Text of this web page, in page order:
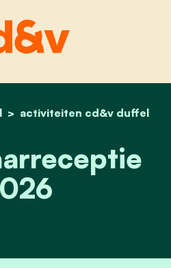
home
activiteiten cd&v duffel
nieuwjaarsreceptie 2026